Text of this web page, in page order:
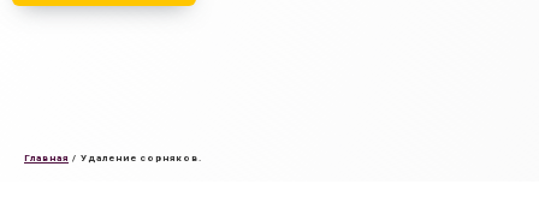
Главная / Удаление сорняков.